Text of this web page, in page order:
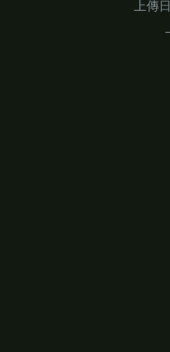
上傳